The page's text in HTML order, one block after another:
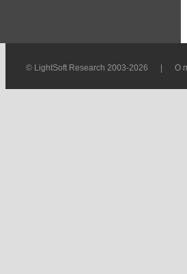
© LightSoft Research 2003-2026 О